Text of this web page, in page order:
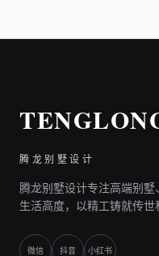
腾龙别墅设计
腾龙别墅设计专注高端别
生活高度，以精工铸就传世
微信 抖音 小红书